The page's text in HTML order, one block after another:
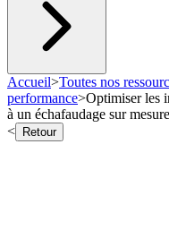
Accueil>Toutes nos
performance>Optimiser les
à un échafaudage sur mesure
<
Retour